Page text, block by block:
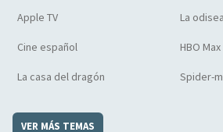
Apple TV La odisea
Cine español HBO Max
La casa del dragón Spider-
VER MÁS TEMAS